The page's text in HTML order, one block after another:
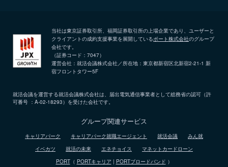
当社は東京証券取引所、福岡証券取引所の上場企業であり、ユーザーと
クライアントの成約支援事業を展開しているポート株式会社のグループ
会社です。
（証券コード：7047）
運営会社：就活会議株式会社／所在地：東京都新宿区北新宿2-21-1 新
宿フロントタワー5F
就活会議を運営する就活会議株式会社は、届出電気通信事業者として総務省の認可（許
可番号 ：A-02-18293）を受けた会社です。